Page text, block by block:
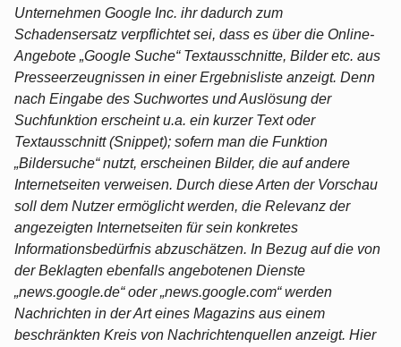
Unternehmen Google Inc. ihr dadurch zum
Schadensersatz verpflichtet sei, dass es über die Online-
Angebote „Google Suche“ Textausschnitte, Bilder etc. aus
Presseerzeugnissen in einer Ergebnisliste anzeigt. Denn
nach Eingabe des Suchwortes und Auslösung der
Suchfunktion erscheint u.a. ein kurzer Text oder
Textausschnitt (Snippet); sofern man die Funktion
„Bildersuche“ nutzt, erscheinen Bilder, die auf andere
Internetseiten verweisen. Durch diese Arten der Vorschau
soll dem Nutzer ermöglicht werden, die Relevanz der
angezeigten Internetseiten für sein konkretes
Informationsbedürfnis abzuschätzen. In Bezug auf die von
der Beklagten ebenfalls angebotenen Dienste
„news.google.de“ oder „news.google.com“ werden
Nachrichten in der Art eines Magazins aus einem
beschränkten Kreis von Nachrichtenquellen anzeigt. Hier